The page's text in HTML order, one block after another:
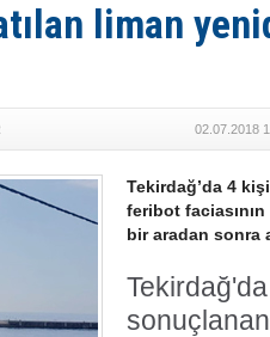
Denizcilik
liman
02.07.2018
Tekirdağ’da 4
feribot
bir aradan sonra